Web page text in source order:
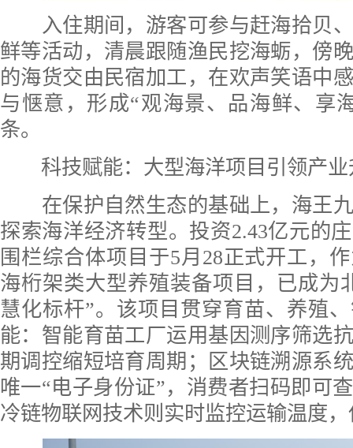
入住期间，游客可参与赶海拾贝、
鲜等活动，清晨跟随渔民挖海蛎，傍
的海货交由民宿加工，在欢声笑语中
与惬意，形成“观海景、品海鲜、享
条。
科技赋能：大型海洋项目引领产业
在保护自然生态的基础上，海王九
探索海洋经济转型。投资2.43亿元的
围栏综合体项目于5月28正式开工，
海桁架类大型养殖装备项目，已成为
慧化标杆”。该项目贯穿育苗、养殖
能：智能育苗工厂运用基因测序筛选
期调控缩短培育周期；区块链溯源系
唯一“电子身份证”，消费者扫码即可
冷链物联网技术则实时监控运输温度